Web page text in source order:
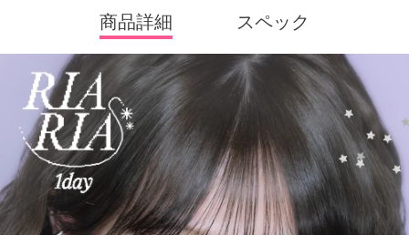
商品詳細 スペック